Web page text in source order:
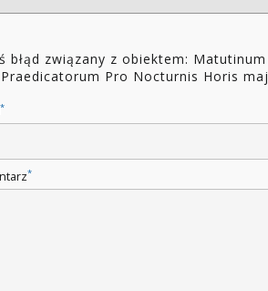
błąd związany z obiektem:
Pro Nocturnis Horis
*
*